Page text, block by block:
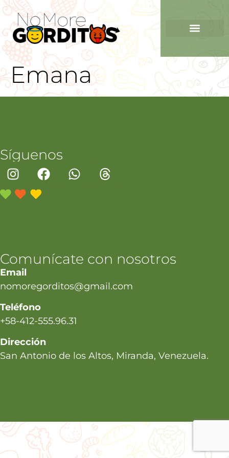
Emana
Síguenos
Comunícate con nosotros
Email
nomoregorditos@gmail.com
Teléfono
+58-412-555.96.31
Dirección
San Antonio de los Altos, Miranda, Venezuela.